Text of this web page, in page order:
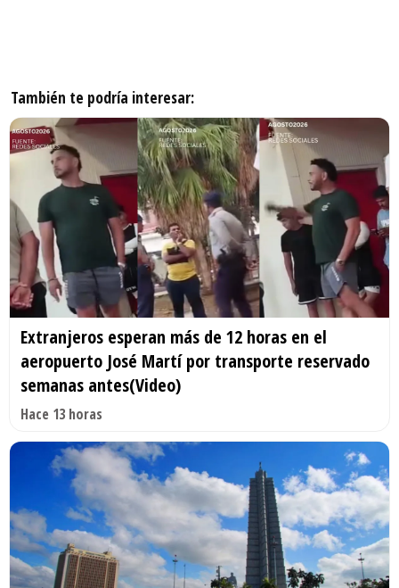
También te podría interesar:
Extranjeros esperan más de 12 horas en el
aeropuerto José Martí por transporte reservado
semanas antes(Video)
Hace 13 horas